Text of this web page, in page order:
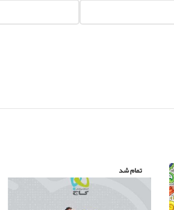
تمام شد